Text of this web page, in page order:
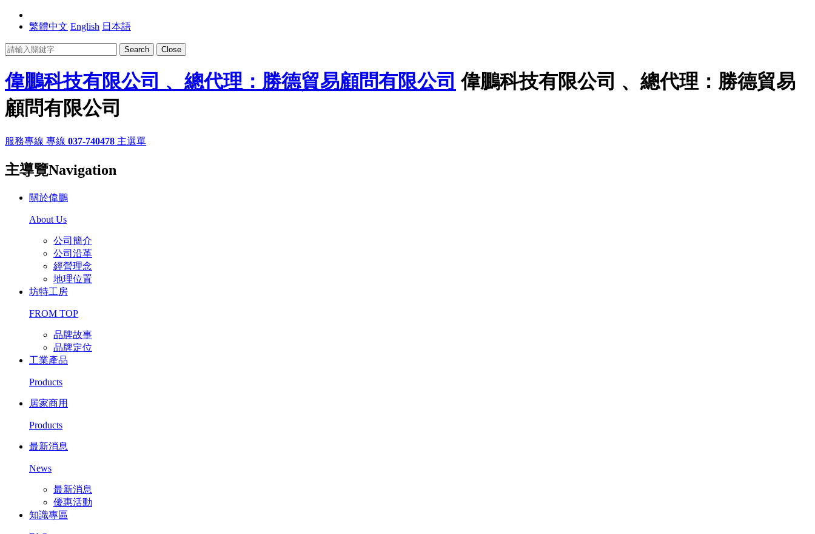
繁體中文 English 日本語
Search Close
偉鵬科技有限公司 、總代理：勝德貿易顧問有限公司 偉鵬科技有限公司 、總代理：勝德貿易
顧問有限公司
服務專線 專線 037-740478 主選單
主導覽Navigation
關於偉鵬
About Us
公司簡介
公司沿革
經營理念
地理位置
坊特工房
FROM TOP
品牌故事
品牌定位
工業產品
Products
居家商用
Products
最新消息
News
最新消息
優惠活動
知識專區